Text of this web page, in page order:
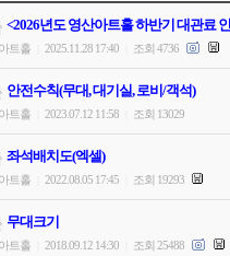
<2026년도 영산아트홀 하반기 대관료
트홀 2025.11.28 17:40 조회 4736
안전수칙(무대, 대기실, 로비/객석)
트홀 2023.07.12 11:58 조회 13029
좌석배치도(엑셀)
트홀 2022.08.05 17:45 조회 19293
무대크기
트홀 2018.09.12 14:30 조회 25488